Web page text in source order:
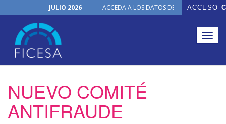
contenido
principal
JULIO 2026
30 de junio de 2026
Julio, 2026
Junio, 2026
Actualizaciones Junio 2026
ACCEDA A LOS DATOS DE TODOS LOS
ACCESO
NUEVO COMITÉ
ANTIFRAUDE